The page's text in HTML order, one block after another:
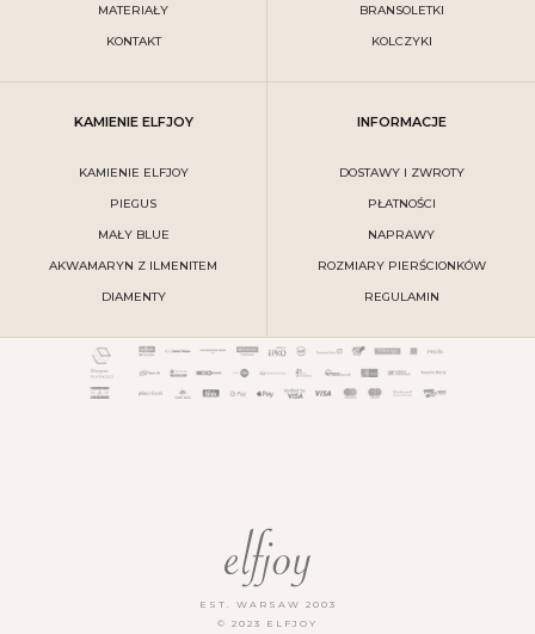
MATERIAŁY
KONTAKT
BRANSOLETKI
KOLCZYKI
KAMIENIE ELFJOY
KAMIENIE ELFJOY
PIEGUS
MAŁY BLUE
AKWAMARYN Z ILMENITEM
DIAMENTY
INFORMACJE
DOSTAWY I ZWROTY
PŁATNOŚCI
NAPRAWY
ROZMIARY PIERŚCIONKÓW
REGULAMIN
© 2023 ELFJOY
EST. WARSAW 2003